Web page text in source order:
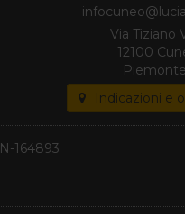
Via Tiziano
12100
Indicazioni e
164893